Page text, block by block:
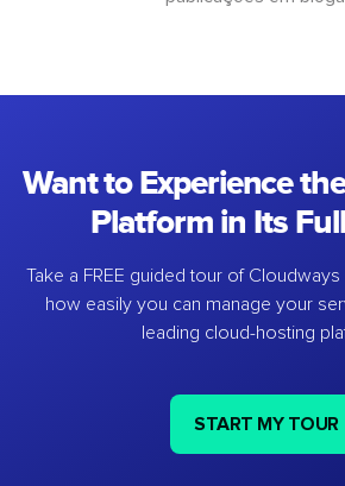
Want to Experience
Platform in Its
Take a FREE guided tour of
how easily you can manage your
leading cloud-hosting
START MY TOUR